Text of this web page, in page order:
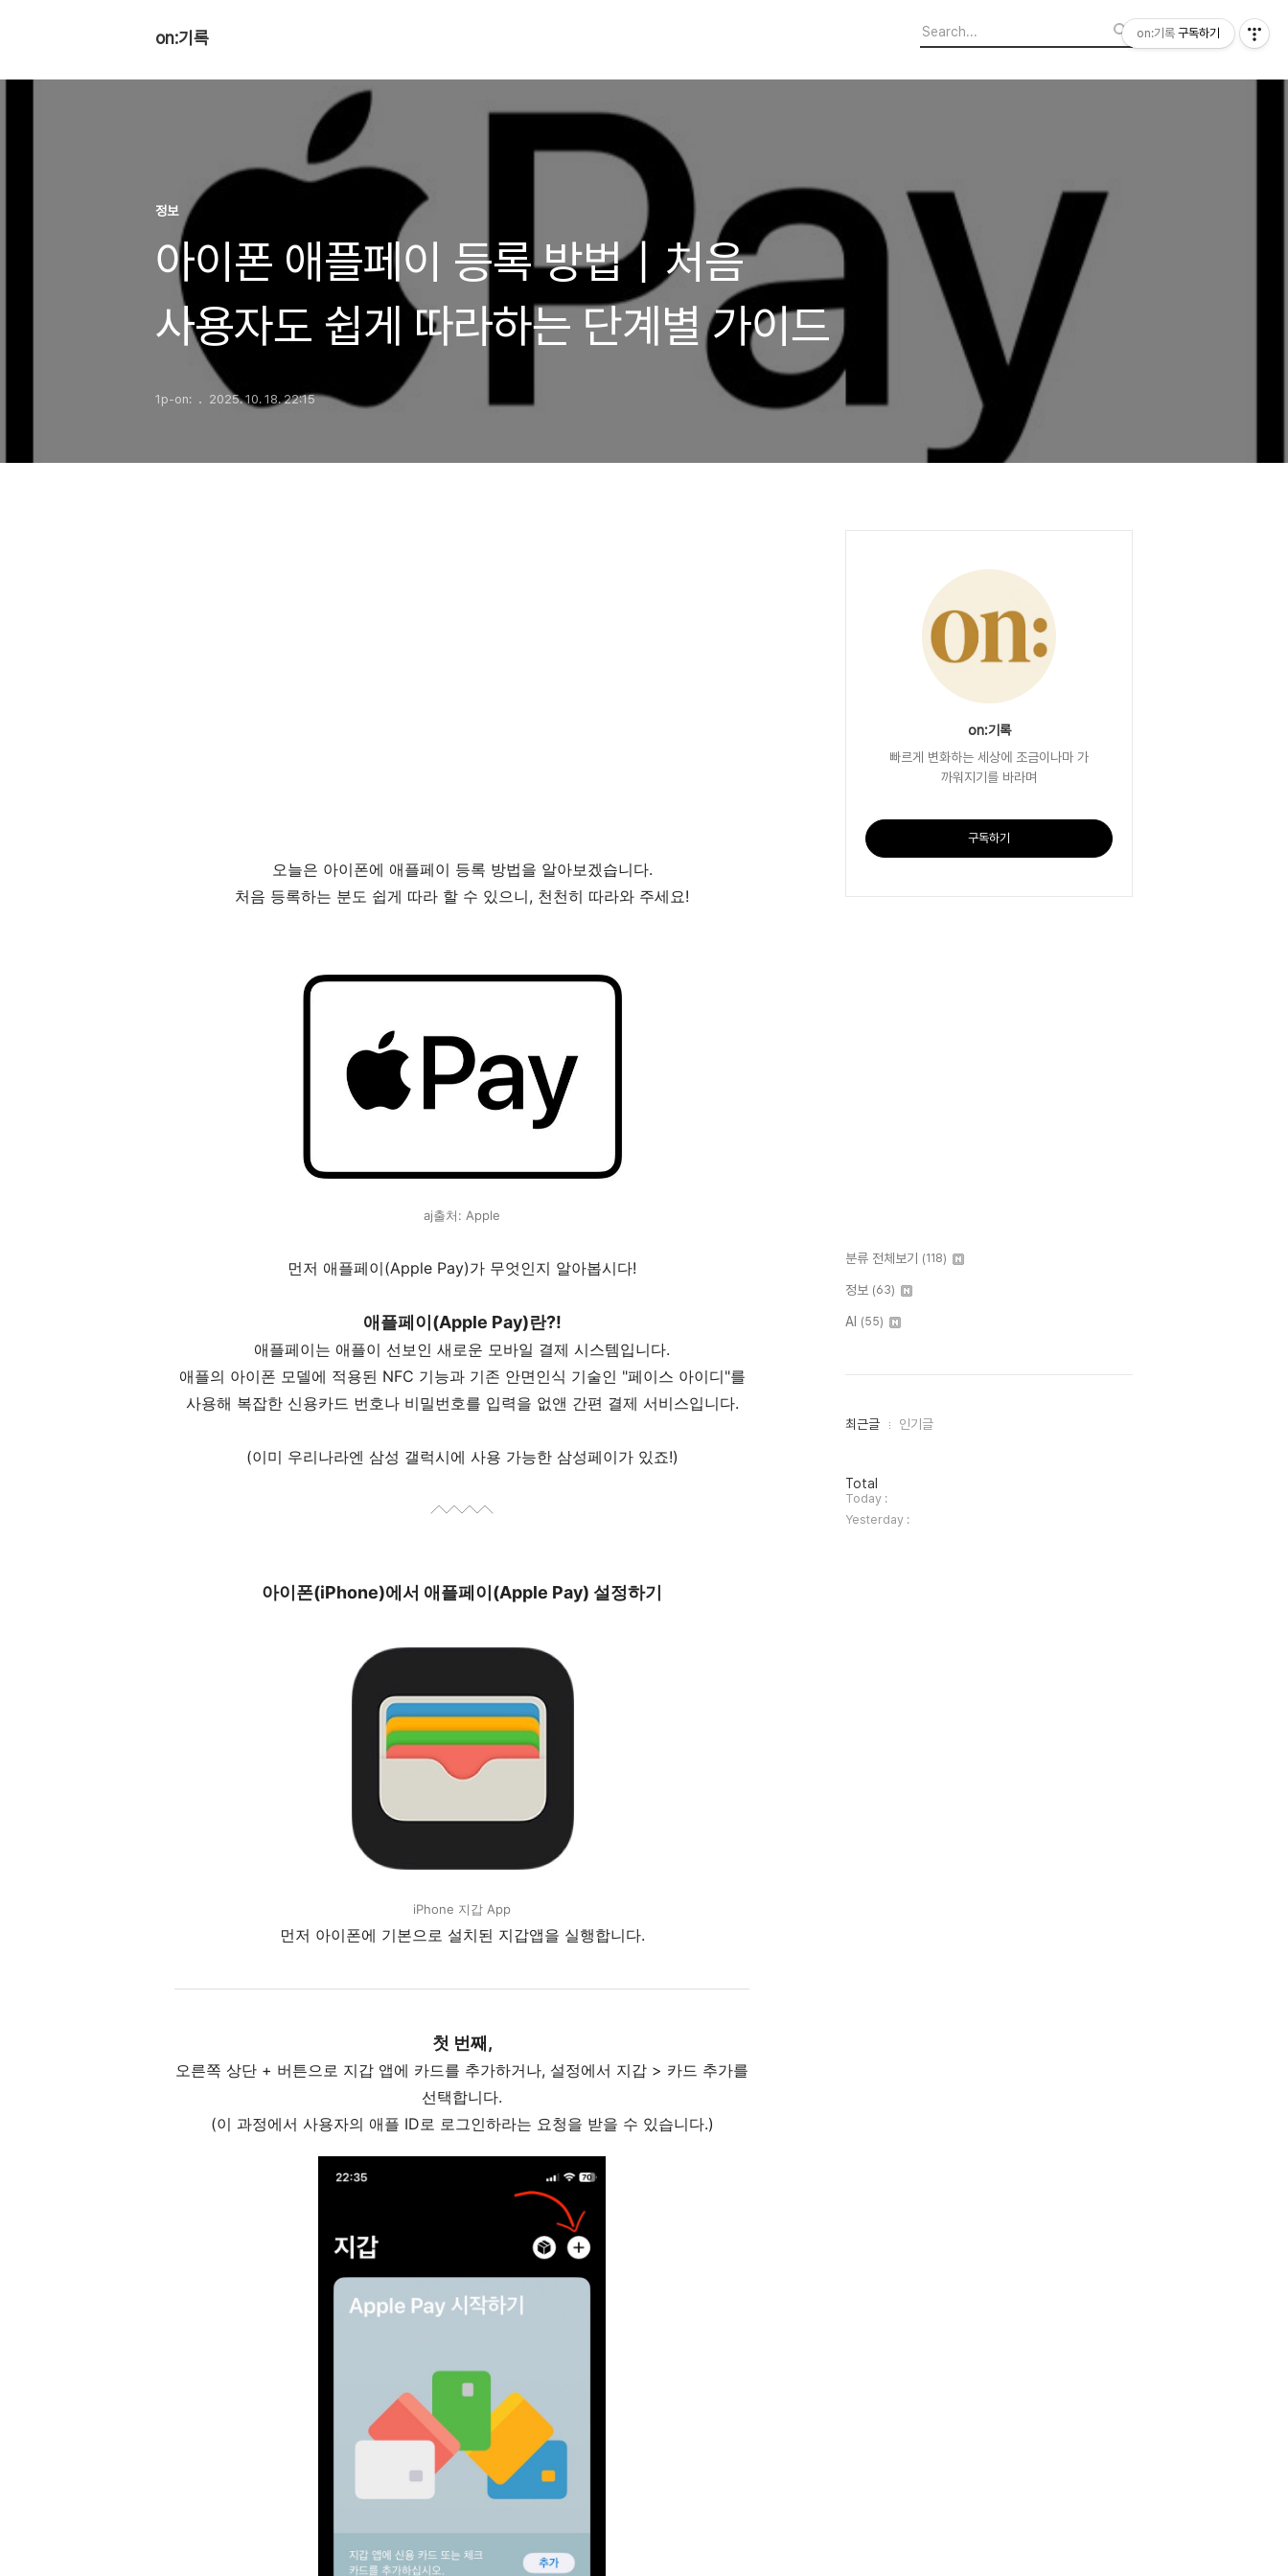
on:기록
정보
아이폰 애플페이 등록 방법｜처음
사용자도 쉽게 따라하는 단계별 가이드
1p-on: 2025. 10. 18. 22:15
오늘은 아이폰에 애플페이 등록 방법을 알아보겠습니다.
처음 등록하는 분도 쉽게 따라 할 수 있으니, 천천히 따라와 주세요!
aj출처: Apple
먼저 애플페이(Apple Pay)가 무엇인지 알아봅시다!
애플페이(Apple Pay)란?!
애플페이는 애플이 선보인 새로운 모바일 결제 시스템입니다.
애플의 아이폰 모델에 적용된 NFC 기능과 기존 안면인식 기술인 "페이스 아이디"를
사용해 복잡한 신용카드 번호나 비밀번호를 입력을 없앤 간편 결제 서비스입니다.
(이미 우리나라엔 삼성 갤럭시에 사용 가능한 삼성페이가 있죠!)
아이폰(iPhone)에서 애플페이(Apple Pay) 설정하기
iPhone 지갑 App
먼저 아이폰에 기본으로 설치된 지갑앱을 실행합니다.
첫 번째,
오른쪽 상단 + 버튼으로 지갑 앱에 카드를 추가하거나, 설정에서 지갑 > 카드 추가를
선택합니다.
(이 과정에서 사용자의 애플 ID로 로그인하라는 요청을 받을 수 있습니다.)
on:기록
빠르게 변화하는 세상에 조금이나마 가
까워지기를 바라며
구독하기
분류 전체보기 (118)
정보 (63)
AI (55)
최
인
기
글
최근글 인기글
방
문
자
수
Total
Today :
Yesterday :
on:기록 구독하기